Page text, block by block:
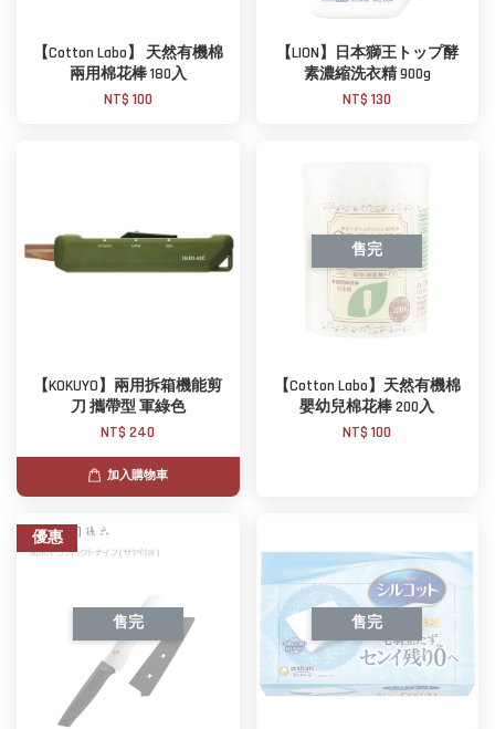
【Cotton Labo】 天然有機棉
兩用棉花棒 180入
NT$ 100
【LION】日本獅王トップ酵
素濃縮洗衣精 900g
NT$ 130
【KOKUYO】兩用拆箱機能剪
刀 攜帶型 軍綠色
NT$ 240
加入購物車
售完
【Cotton Labo】天然有機棉
嬰幼兒棉花棒 200入
NT$ 100
優惠
售完 售完